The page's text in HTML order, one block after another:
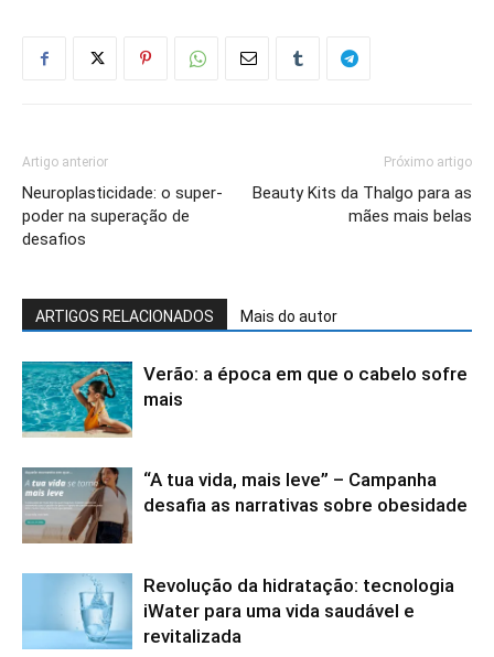
Artigo anterior
Neuroplasticidade: o super-
poder na superação de
desafios
Próximo artigo
Beauty Kits da Thalgo para as
mães mais belas
ARTIGOS RELACIONADOS Mais do autor
Verão: a época em que o cabelo sofre
mais
“A tua vida, mais leve” – Campanha
desafia as narrativas sobre obesidade
Revolução da hidratação: tecnologia
iWater para uma vida saudável e
revitalizada